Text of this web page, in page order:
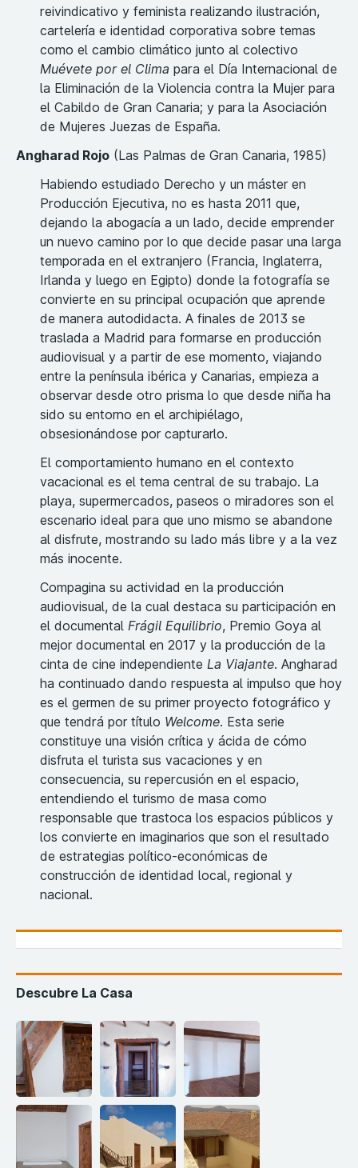
reivindicativo y feminista realizando ilustración,
cartelería e identidad corporativa sobre temas
como el cambio climático junto al colectivo
Muévete por el Clima para el Día Internacional de
la Eliminación de la Violencia contra la Mujer para
el Cabildo de Gran Canaria; y para la Asociación
de Mujeres Juezas de España.
Angharad Rojo (Las Palmas de Gran Canaria, 1985)
Habiendo estudiado Derecho y un máster en
Producción Ejecutiva, no es hasta 2011 que,
dejando la abogacía a un lado, decide emprender
un nuevo camino por lo que decide pasar una larga
temporada en el extranjero (Francia, Inglaterra,
Irlanda y luego en Egipto) donde la fotografía se
convierte en su principal ocupación que aprende
de manera autodidacta. A finales de 2013 se
traslada a Madrid para formarse en producción
audiovisual y a partir de ese momento, viajando
entre la península ibérica y Canarias, empieza a
observar desde otro prisma lo que desde niña ha
sido su entorno en el archipiélago,
obsesionándose por capturarlo.
El comportamiento humano en el contexto
vacacional es el tema central de su trabajo. La
playa, supermercados, paseos o miradores son el
escenario ideal para que uno mismo se abandone
al disfrute, mostrando su lado más libre y a la vez
más inocente.
Compagina su actividad en la producción
audiovisual, de la cual destaca su participación en
el documental Frágil Equilibrio, Premio Goya al
mejor documental en 2017 y la producción de la
cinta de cine independiente La Viajante. Angharad
ha continuado dando respuesta al impulso que hoy
es el germen de su primer proyecto fotográfico y
que tendrá por título Welcome. Esta serie
constituye una visión crítica y ácida de cómo
disfruta el turista sus vacaciones y en
consecuencia, su repercusión en el espacio,
entendiendo el turismo de masa como
responsable que trastoca los espacios públicos y
los convierte en imaginarios que son el resultado
de estrategias político-económicas de
construcción de identidad local, regional y
nacional.
Descubre La Casa